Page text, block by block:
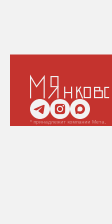
* принадлежит компании Мета,
которая признана